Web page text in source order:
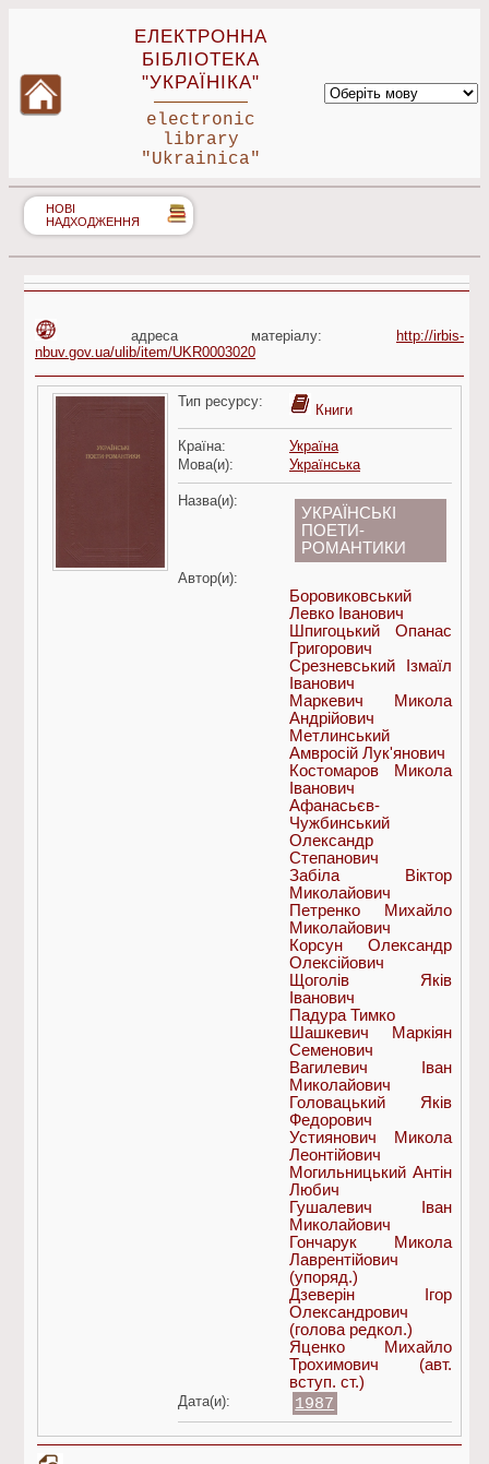
ЕЛЕКТРОННА
БІБЛІОТЕКА
"УКРАЇНІКА"
electronic
library
"Ukrainica"
НОВІ
НАДХОДЖЕННЯ
адреса матеріалу:
http://irbis-
nbuv.gov.ua/ulib/item/UKR0003020
Тип ресурсу:
Книги
Країна:
Україна
Мова(и):
Українська
Назва(и):
УКРАЇНСЬКІ
ПОЕТИ-
РОМАНТИКИ
Автор(и):
Боровиковський
Левко Іванович
Шпигоцький Опанас
Григорович
Срезневський Ізмаїл
Іванович
Маркевич Микола
Андрійович
Метлинський
Амвросій Лук'янович
Костомаров Микола
Іванович
Афанасьєв-
Чужбинський
Олександр
Степанович
Забіла Віктор
Миколайович
Петренко Михайло
Миколайович
Корсун Олександр
Олексійович
Щоголів Яків
Іванович
Падура Тимко
Шашкевич Маркіян
Семенович
Вагилевич Іван
Миколайович
Головацький Яків
Федорович
Устиянович Микола
Леонтійович
Могильницький Антін
Любич
Гушалевич Іван
Миколайович
Гончарук Микола
Лаврентійович
(упоряд.)
Дзеверін Ігор
Олександрович
(голова редкол.)
Яценко Михайло
Трохимович (авт.
вступ. ст.)
Дата(и): 1987